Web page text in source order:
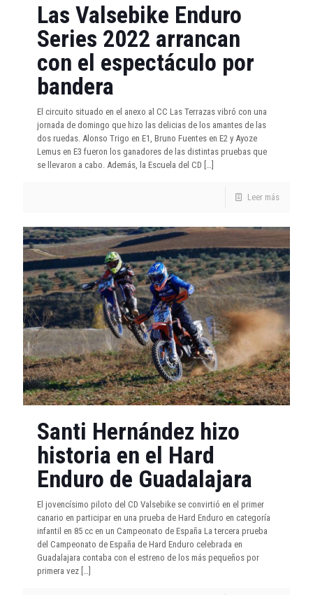
Las Valsebike Enduro
Series 2022 arrancan
con el espectáculo por
bandera
El circuito situado en el anexo al CC Las Terrazas vibró con una
jornada de domingo que hizo las delicias de los amantes de las
dos ruedas. Alonso Trigo en E1, Bruno Fuentes en E2 y Ayoze
Lemus en E3 fueron los ganadores de las distintas pruebas que
se llevaron a cabo. Además, la Escuela del CD […]
Leer más
Santi Hernández hizo
historia en el Hard
Enduro de Guadalajara
El jovencísimo piloto del CD Valsebike se convirtió en el primer
canario en participar en una prueba de Hard Enduro en categoría
infantil en 85 cc en un Campeonato de España La tercera prueba
del Campeonato de España de Hard Enduro celebrada en
Guadalajara contaba con el estreno de los más pequeños por
primera vez